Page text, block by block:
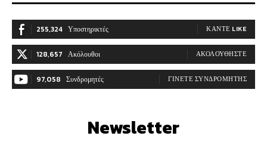
255,324 Υποστηρικτές ΚΆΝΤΕ LIKE
128,657 Ακόλουθοι ΑΚΟΛΟΥΘΉΣΤΕ
97,058 Συνδρομητές ΓΊΝΕΤΕ ΣΥΝΔΡΟΜΗΤΉΣ
Newsletter